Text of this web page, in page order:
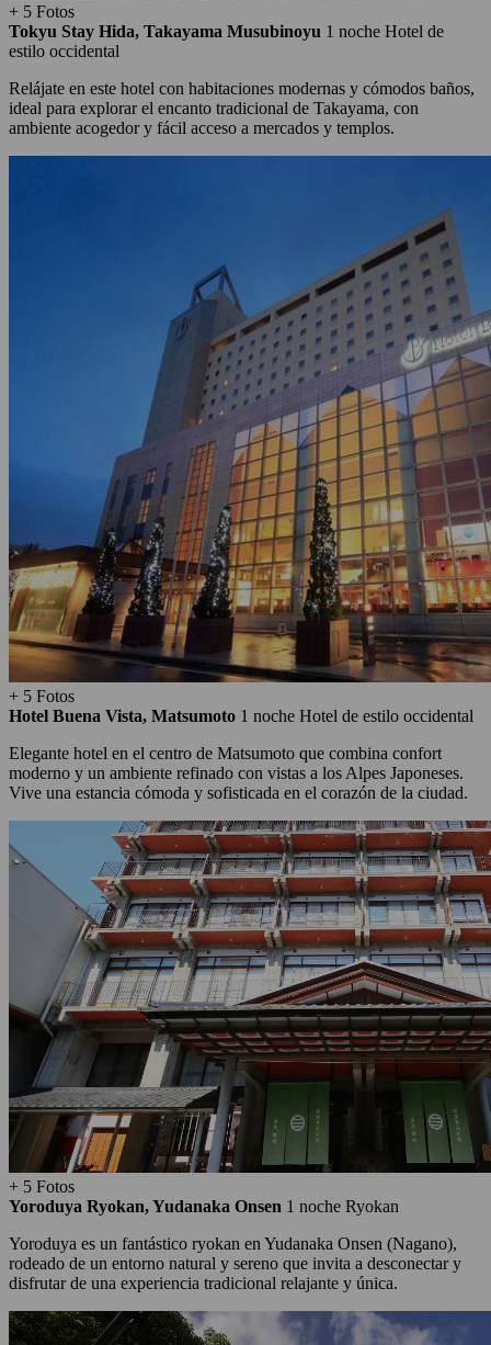
+ 5 Fotos
Tokyu Stay Hida, Takayama Musubinoyu 1 noche Hotel de
estilo occidental
Relájate en este hotel con habitaciones modernas y cómodos baños,
ideal para explorar el encanto tradicional de Takayama, con
ambiente acogedor y fácil acceso a mercados y templos.
+ 5 Fotos
Hotel Buena Vista, Matsumoto 1 noche Hotel de estilo occidental
Elegante hotel en el centro de Matsumoto que combina confort
moderno y un ambiente refinado con vistas a los Alpes Japoneses.
Vive una estancia cómoda y sofisticada en el corazón de la ciudad.
+ 5 Fotos
Yoroduya Ryokan, Yudanaka Onsen 1 noche Ryokan
Yoroduya es un fantástico ryokan en Yudanaka Onsen (Nagano),
rodeado de un entorno natural y sereno que invita a desconectar y
disfrutar de una experiencia tradicional relajante y única.